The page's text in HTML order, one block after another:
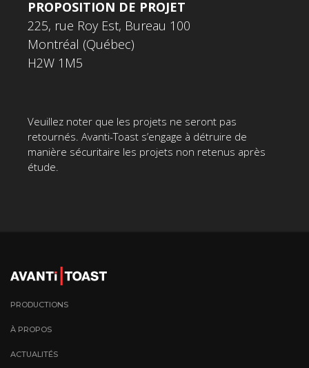
PROPOSITION DE PROJET
225, rue Roy Est, Bureau 100
Montréal (Québec)
H2W 1M5
Veuillez noter que les projets ne seront pas
retournés. Avanti-Toast s’engage à détruire de
manière sécuritaire les projets non retenus après
étude.
PRODUCTIONS
À PROPOS
ACTUALITÉS